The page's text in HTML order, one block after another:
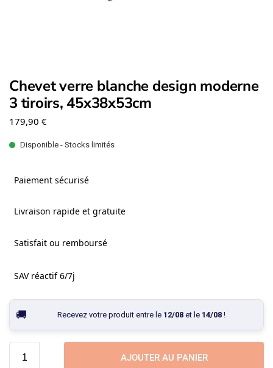
Chevet verre blanche design moderne
3 tiroirs, 45x38x53cm
179,90 €
Disponible - Stocks limités
Paiement sécurisé
Livraison rapide et gratuite
Satisfait ou remboursé
SAV réactif 6/7j
Recevez votre produit entre le 12/08et le 14/08!
AJOUTER AU PANIER